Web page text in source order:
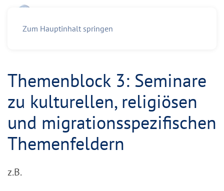
Zum Hauptinhalt springen
Themenblock 3: Seminare
zu kulturellen, religiösen
und migrationsspezifischen
Themenfeldern
z.B.